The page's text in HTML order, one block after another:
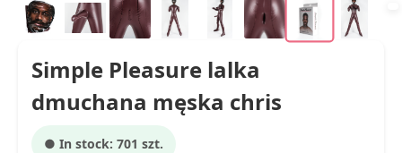
Simple Pleasure lalka
dmuchana męska chris
● In stock: 701 szt.